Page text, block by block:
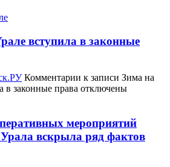
вступила в законные
Комментарии к записи Зима на
законные права отключены
мероприятий
вскрыла ряд фактов